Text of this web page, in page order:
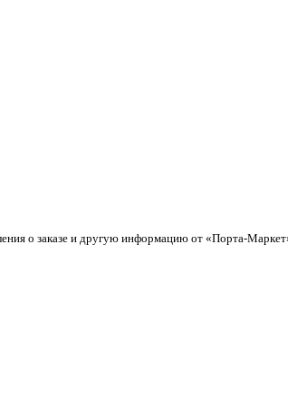
о заказе и другую информацию от «Порта-